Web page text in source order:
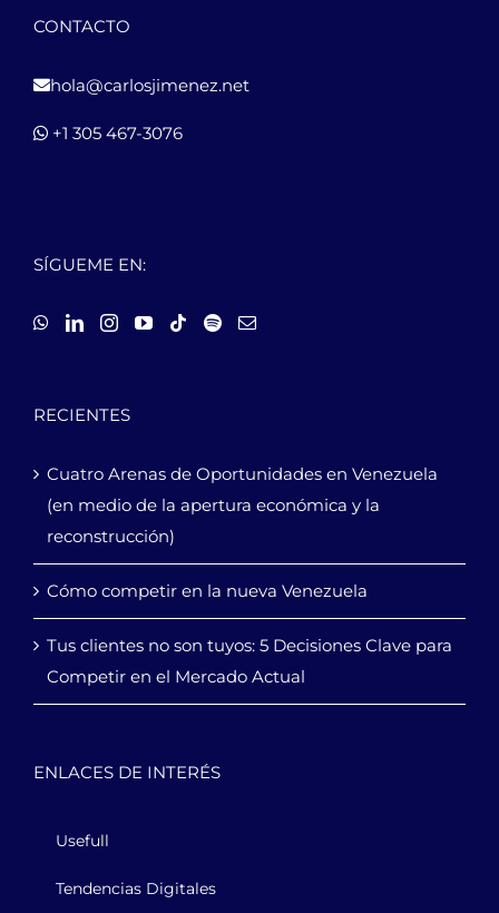
CONTACTO
hola@carlosjimenez.net
+1 305 467-3076
SÍGUEME EN:
RECIENTES
Cuatro Arenas de Oportunidades en Venezuela
(en medio de la apertura económica y la
reconstrucción)
Cómo competir en la nueva Venezuela
Tus clientes no son tuyos: 5 Decisiones Clave para
Competir en el Mercado Actual
ENLACES DE INTERÉS
Usefull
Tendencias Digitales